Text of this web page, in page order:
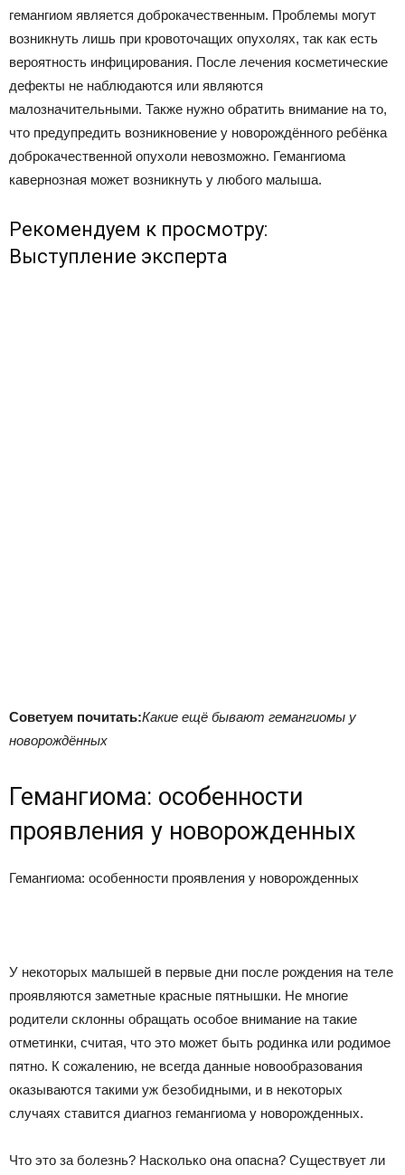
гемангиом является доброкачественным. Проблемы могут
возникнуть лишь при кровоточащих опухолях, так как есть
вероятность инфицирования. После лечения косметические
дефекты не наблюдаются или являются
малозначительными. Также нужно обратить внимание на то,
что предупредить возникновение у новорождённого ребёнка
доброкачественной опухоли невозможно. Гемангиома
кавернозная может возникнуть у любого малыша.
Рекомендуем к просмотру:
Выступление эксперта
Советуем почитать:Какие ещё бывают гемангиомы у
новорождённых
Гемангиома: особенности
проявления у новорожденных
Гемангиома: особенности проявления у новорожденных
У некоторых малышей в первые дни после рождения на теле
проявляются заметные красные пятнышки. Не многие
родители склонны обращать особое внимание на такие
отметинки, считая, что это может быть родинка или родимое
пятно. К сожалению, не всегда данные новообразования
оказываются такими уж безобидными, и в некоторых
случаях ставится диагноз гемангиома у новорожденных.
Что это за болезнь? Насколько она опасна? Существует ли